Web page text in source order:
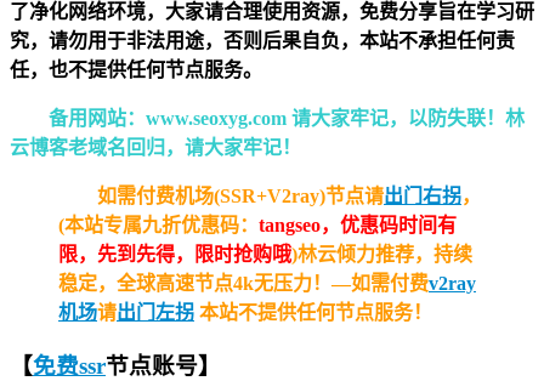
了净化网络环境，大家请合理使用资源，免费分享旨在学习研
究，请勿用于非法用途，否则后果自负，本站不承担任何责
任，也不提供任何节点服务。
备用网站：www.seoxyg.com 请大家牢记，以防失联！林
云博客老域名回归，请大家牢记！
如需付费机场(SSR+V2ray)节点请出门右拐，
(本站专属九折优惠码： tangseo，优惠码时间有
限，先到先得，限时抢购哦)林云倾力推荐，持续
稳定，全球高速节点4k无压力！—如需付费v2ray
机场请出门左拐 本站不提供任何节点服务！
【免费ssr节点账号】